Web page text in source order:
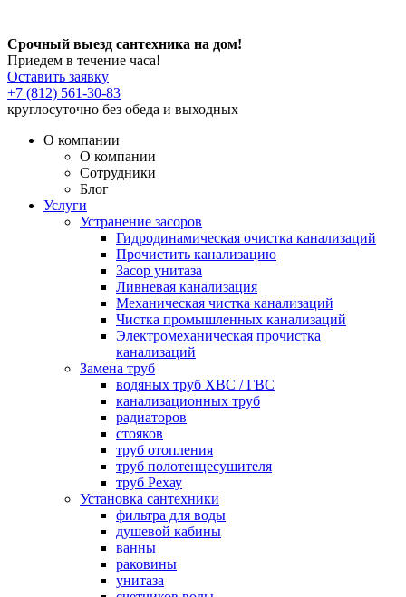
Срочный выезд сантехника на дом!
Приедем в течение часа!
Оставить заявку
+7 (812) 561-30-83
круглосуточно без обеда и выходных
О компании
О компании
Сотрудники
Блог
Услуги
Устранение засоров
Гидродинамическая очистка канализаций
Прочистить канализацию
Засор унитаза
Ливневая канализация
Механическая чистка канализаций
Чистка промышленных канализаций
Электромеханическая прочистка
канализаций
Замена труб
водяных труб ХВС / ГВС
канализационных труб
радиаторов
стояков
труб отопления
труб полотенцесушителя
труб Рехау
Установка сантехники
фильтра для воды
душевой кабины
ванны
раковины
унитаза